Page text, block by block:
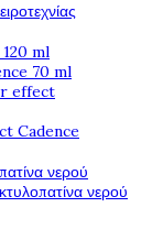
ml
70 ml
effect
Cadence
νερού
νερού